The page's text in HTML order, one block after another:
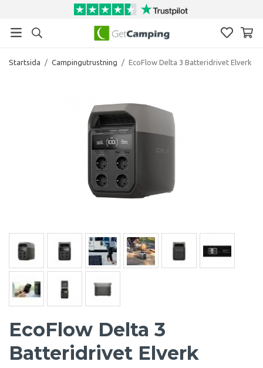
Startsida / Campingutrustning / EcoFlow Delta 3 Batteridrivet Elverk
EcoFlow Delta 3
Batteridrivet Elverk